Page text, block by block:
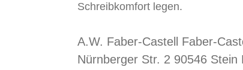
Schreibkomfort legen.
A.W. Faber-Castell Faber-
Nürnberger Str. 2 90546 Stein